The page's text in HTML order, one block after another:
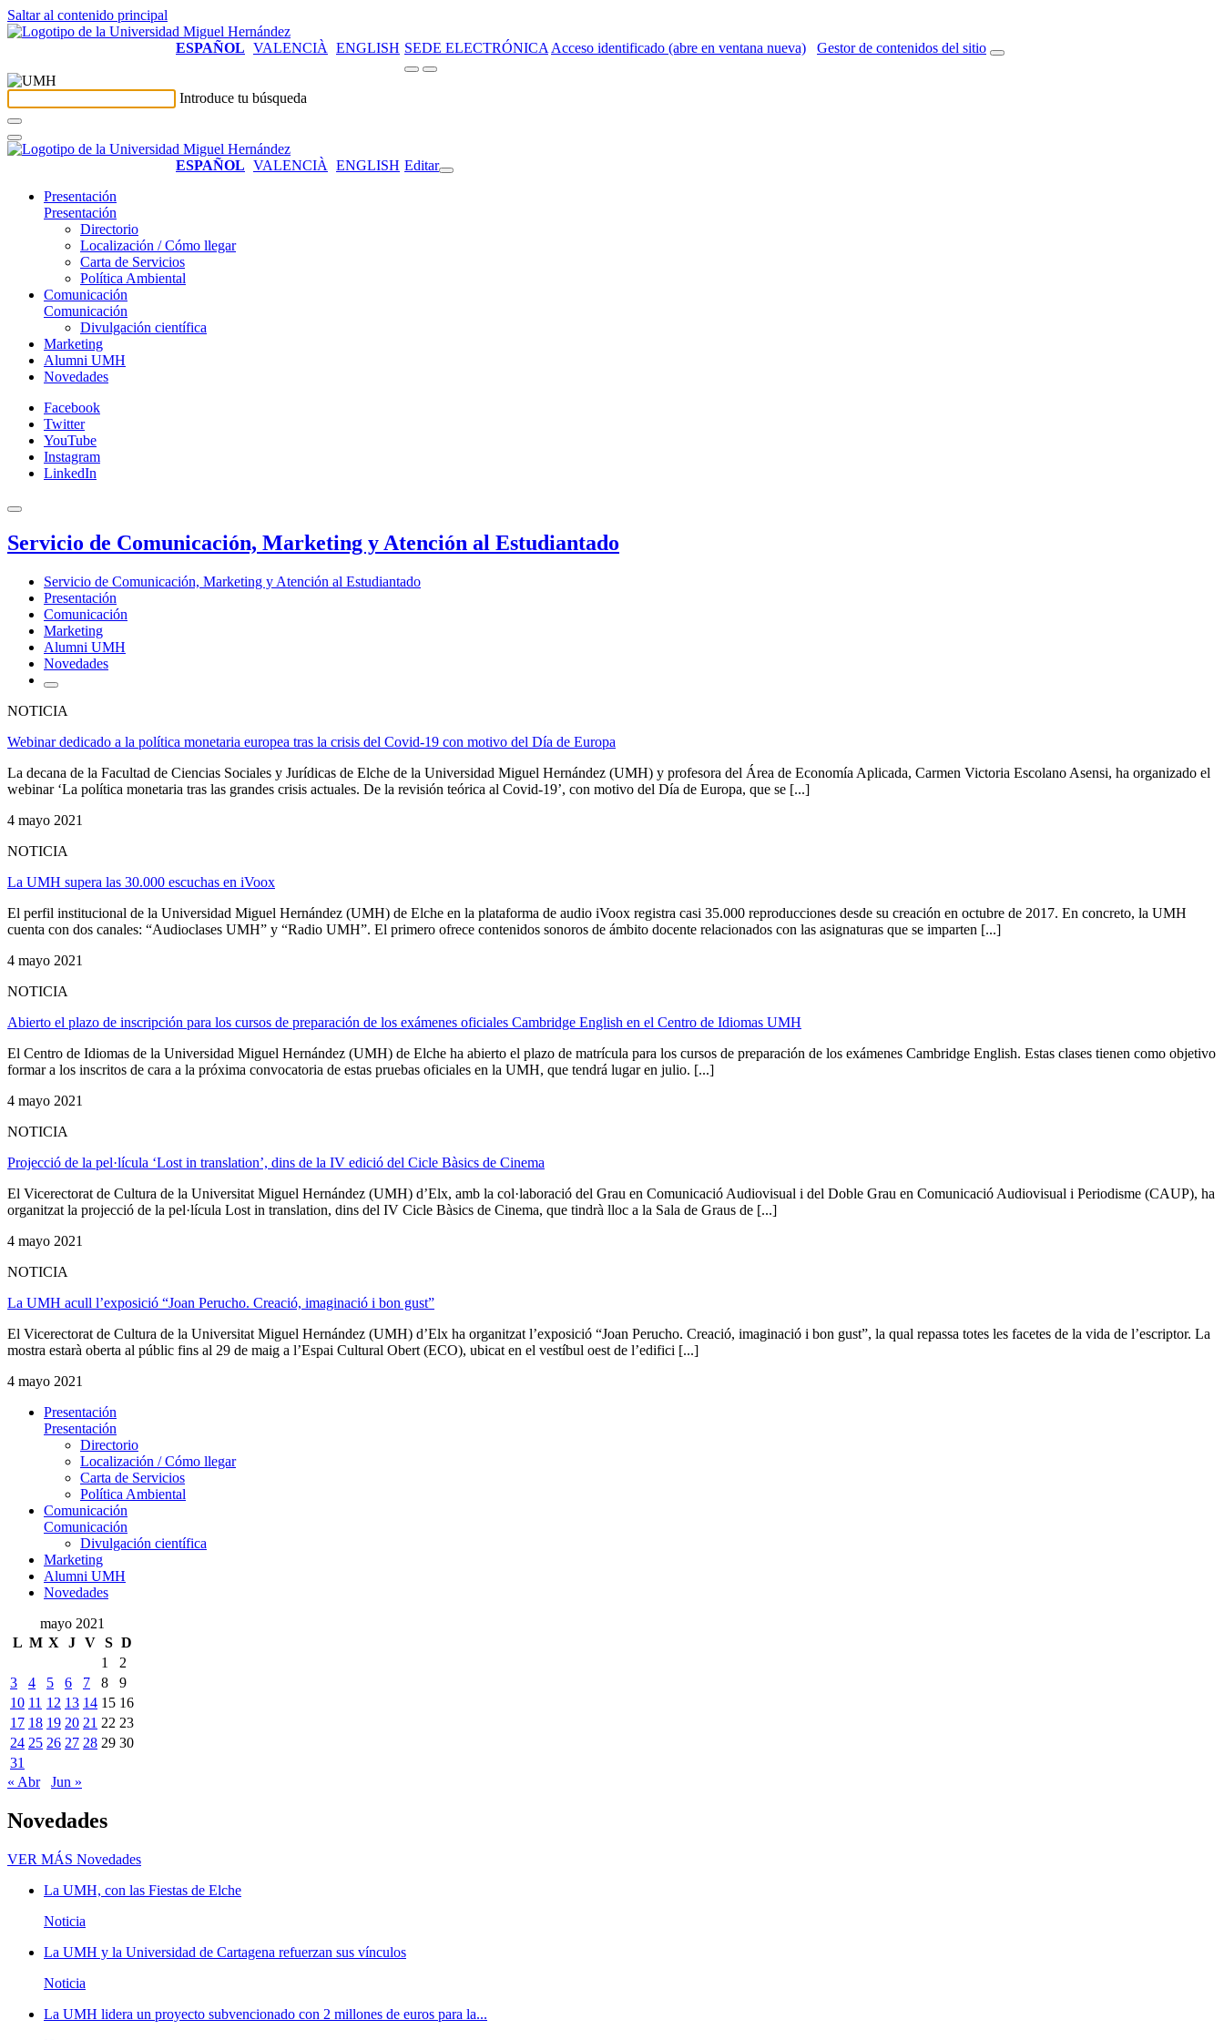
Saltar al contenido principal
ESPAÑOL VALENCIÀ ENGLISH SEDE ELECTRÓNICA Acceso identificado (abre en ventana nueva) Gestor de contenidos del sitio
Introduce tu búsqueda
ESPAÑOL VALENCIÀ ENGLISH Editar
Presentación
Presentación
Directorio
Localización / Cómo llegar
Carta de Servicios
Política Ambiental
Comunicación
Comunicación
Divulgación científica
Marketing
Alumni UMH
Novedades
Facebook
Twitter
YouTube
Instagram
LinkedIn
Servicio de Comunicación, Marketing y Atención al Estudiantado
Servicio de Comunicación, Marketing y Atención al Estudiantado
Presentación
Comunicación
Marketing
Alumni UMH
Novedades
NOTICIA
Webinar dedicado a la política monetaria europea tras la crisis del Covid-19 con motivo del Día de Europa
La decana de la Facultad de Ciencias Sociales y Jurídicas de Elche de la Universidad Miguel Hernández (UMH) y profesora del Área de Economía Aplicada, Carmen Victoria Escolano Asensi, ha organizado el
webinar ‘La política monetaria tras las grandes crisis actuales. De la revisión teórica al Covid-19’, con motivo del Día de Europa, que se [...]
4 mayo 2021
NOTICIA
La UMH supera las 30.000 escuchas en iVoox
El perfil institucional de la Universidad Miguel Hernández (UMH) de Elche en la plataforma de audio iVoox registra casi 35.000 reproducciones desde su creación en octubre de 2017. En concreto, la UMH
cuenta con dos canales: “Audioclases UMH” y “Radio UMH”. El primero ofrece contenidos sonoros de ámbito docente relacionados con las asignaturas que se imparten [...]
4 mayo 2021
NOTICIA
Abierto el plazo de inscripción para los cursos de preparación de los exámenes oficiales Cambridge English en el Centro de Idiomas UMH
El Centro de Idiomas de la Universidad Miguel Hernández (UMH) de Elche ha abierto el plazo de matrícula para los cursos de preparación de los exámenes Cambridge English. Estas clases tienen como objetivo
formar a los inscritos de cara a la próxima convocatoria de estas pruebas oficiales en la UMH, que tendrá lugar en julio. [...]
4 mayo 2021
NOTICIA
Projecció de la pel·lícula ‘Lost in translation’, dins de la IV edició del Cicle Bàsics de Cinema
El Vicerectorat de Cultura de la Universitat Miguel Hernández (UMH) d’Elx, amb la col·laboració del Grau en Comunicació Audiovisual i del Doble Grau en Comunicació Audiovisual i Periodisme (CAUP), ha
organitzat la projecció de la pel·lícula Lost in translation, dins del IV Cicle Bàsics de Cinema, que tindrà lloc a la Sala de Graus de [...]
4 mayo 2021
NOTICIA
La UMH acull l’exposició “Joan Perucho. Creació, imaginació i bon gust”
El Vicerectorat de Cultura de la Universitat Miguel Hernández (UMH) d’Elx ha organitzat l’exposició “Joan Perucho. Creació, imaginació i bon gust”, la qual repassa totes les facetes de la vida de l’escriptor. La
mostra estarà oberta al públic fins al 29 de maig a l’Espai Cultural Obert (ECO), ubicat en el vestíbul oest de l’edifici [...]
4 mayo 2021
Presentación
Presentación
Directorio
Localización / Cómo llegar
Carta de Servicios
Política Ambiental
Comunicación
Comunicación
Divulgación científica
Marketing
Alumni UMH
Novedades
mayo 2021
L M X J V S D
1
2
3
4 5 6 7 8
9
10 11 12 13 14 15 16
17 18 19 20 21 22 23
24 25 26 27 28 29 30
31
« Abr
Jun »
Novedades
VER MÁS Novedades
La UMH, con las Fiestas de Elche
Noticia
La UMH y la Universidad de Cartagena refuerzan sus vínculos
Noticia
La UMH lidera un proyecto subvencionado con 2 millones de euros para la...